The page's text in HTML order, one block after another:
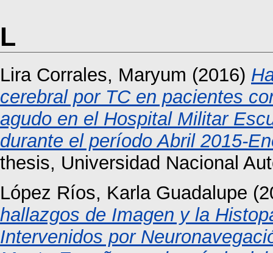
L
Lira Corrales, Maryum (2016)
cerebral por TC en pacientes
agudo en el Hospital Militar
durante el período Abril 2015-
thesis, Universidad Nacional
López Ríos, Karla Guadalupe
hallazgos de Imagen y la
Intervenidos por